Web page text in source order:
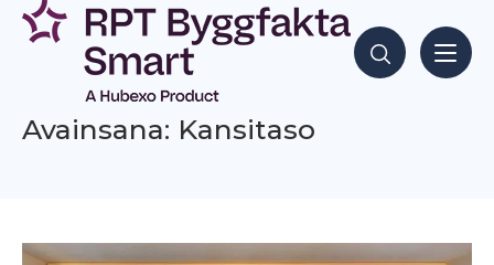
Siirry
sisältöön
Hae sisältöjä
Avainsana: Kansitaso